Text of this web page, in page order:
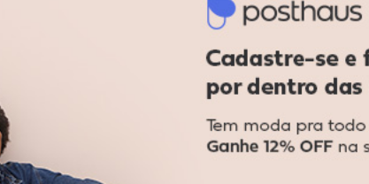
Ver todas as avaliações